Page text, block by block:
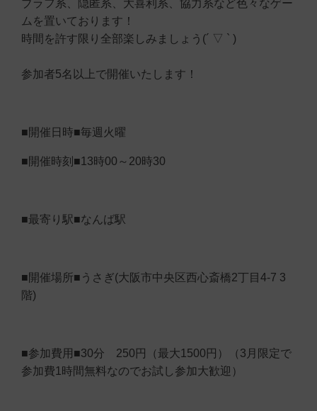
ブラフ系、隠匿系、大喜利系、協力系など色々なゲー
ムを置いております！
時間を許す限り全部楽しみましょう(´ ▽ ` )
参加者5名以上で開催いたします！
■開催日時■毎週火曜
■開催時刻■13時00～20時30
■最寄り駅■なんば駅
■開催場所■うさぎ(大阪市中央区西心斎橋2丁目4-7 3
階)
■参加費用■30分 250円（最大1500円）（3月限定で
参加費1時間無料なのでお試し参加大歓迎）